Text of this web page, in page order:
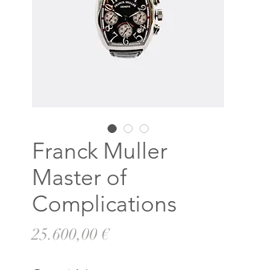
Franck Muller
Master of
Complications
25.600,00 €Prezzo